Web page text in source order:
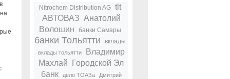
Nitrochem Distribution AG
tlt
АВТОВАЗ Анатолий
Волошин
банки Самары
банки Тольятти вклады
вклады тольятти
Владимир
Махлай
Городской Эл
банк
дело ТОАЗа
Дмитрий